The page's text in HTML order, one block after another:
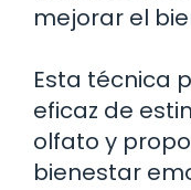
mejorar el
Esta técnica
eficaz de
olfato y
bienestar